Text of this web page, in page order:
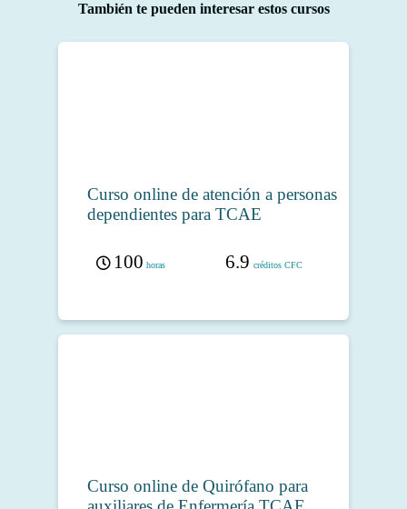
También te pueden interesar estos cursos
Curso online de atención a personas
dependientes para TCAE
100 horas 6.9 créditos CFC
Curso online de Quirófano para